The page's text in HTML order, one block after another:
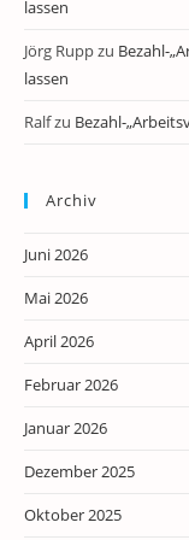
lassen
Jörg Ruppzu Bezahl-
lassen
Ralfzu Bezahl-
Archiv
Juni 2026
Mai 2026
April 2026
Februar 2026
Januar 2026
Dezember 2025
Oktober 2025